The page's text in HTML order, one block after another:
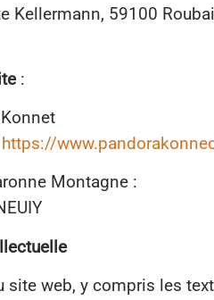
Kellermann, 59100
:
https://
Montagne :
site web, y compris les